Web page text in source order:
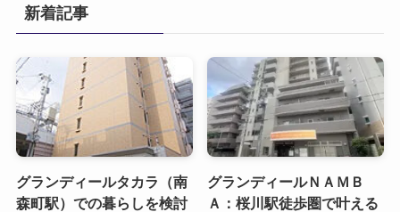
新着記事
グランディールタカラ（南
森町駅）での暮らしを検討
グランディールＮＡＭＢ
Ａ：桜川駅徒歩圏で叶える